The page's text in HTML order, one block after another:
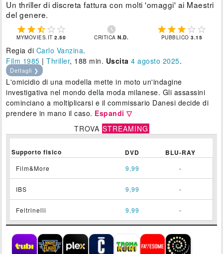
Un thriller di discreta fattura con molti 'omaggi' ai Maestri
del genere.
    
MYMOVIES.IT2.50

CRITICAN.D.
    
PUBBLICO3.15
Regia di Carlo Vanzina.
Film 1985 |Thriller, 188 min. Uscita 4 agosto 2025.
Dettagli ❯
L'omicidio di una modella mette in moto un'indagine
investigativa nel mondo della moda milanese. Gli assassini
cominciano a moltiplicarsi e il commissario Danesi decide di
prendere in mano il caso. Espandi ▽
TROVA STREAMING
Supporto fisico DVD BLU-RAY
Film&More 9,99 -
IBS 9,99 -
Feltrinelli 9,99 -